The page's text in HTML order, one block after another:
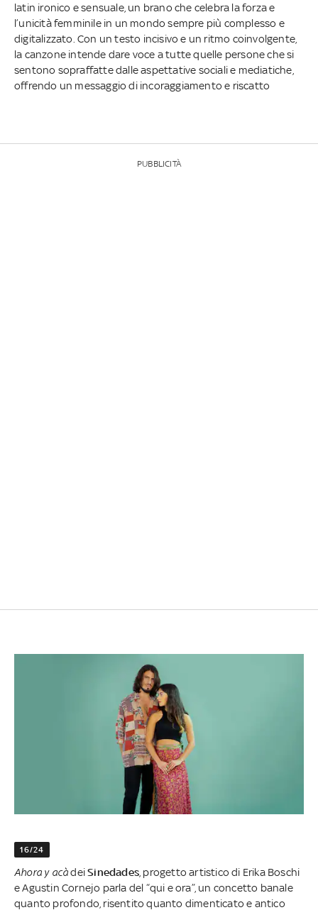
latin ironico e sensuale, un brano che celebra la forza e
l’unicità femminile in un mondo sempre più complesso e
digitalizzato. Con un testo incisivo e un ritmo coinvolgente,
la canzone intende dare voce a tutte quelle persone che si
sentono sopraffatte dalle aspettative sociali e mediatiche,
offrendo un messaggio di incoraggiamento e riscatto
PUBBLICITÀ
16/24
Ahora y acà deiSinedades , progetto artistico di Erika Boschi
e Agustin Cornejo parla del “qui e ora”, un concetto banale
quanto profondo, risentito quanto dimenticato e antico